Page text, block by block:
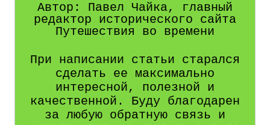
Автор: Павел Чайка, главный
редактор исторического сайта
Путешествия во времени
При написании статьи старался
сделать ее максимально
интересной, полезной и
качественной. Буду благодарен
за любую обратную связь и